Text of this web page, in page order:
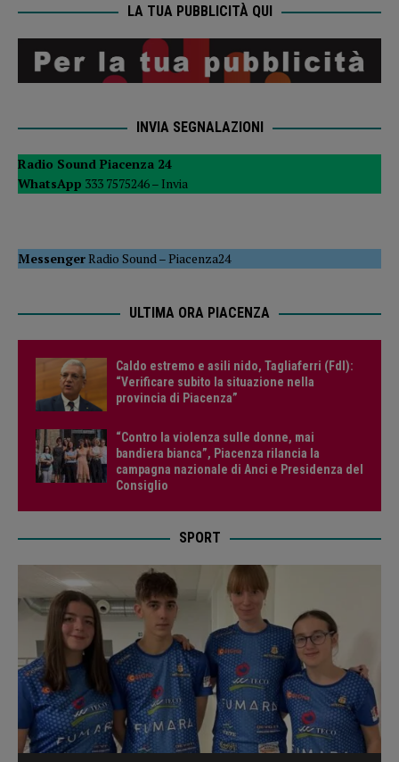
LA TUA PUBBLICITÀ QUI
INVIA SEGNALAZIONI
Radio Sound Piacenza 24
WhatsApp 333 7575246 – Invia
MessengerRadio Sound–Piacenza24
ULTIMA ORA PIACENZA
Caldo estremo e asili nido, Tagliaferri (FdI):
“Verificare subito la situazione nella
provincia di Piacenza”
“Contro la violenza sulle donne, mai
bandiera bianca”, Piacenza rilancia la
campagna nazionale di Anci e Presidenza del
Consiglio
SPORT